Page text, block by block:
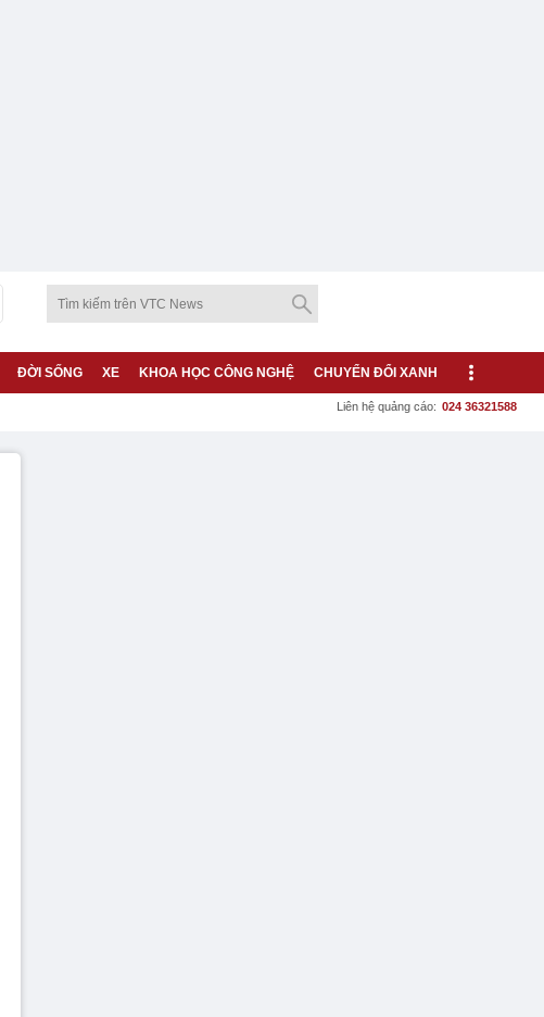
ĐỜI SỐNG XE KHOA HỌC CÔNG NGHỆ CHUYỂN ĐỔI XANH
Liên hệ quảng cáo: 024 36321588